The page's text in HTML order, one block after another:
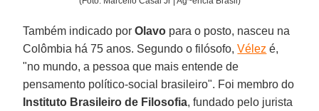
Também indicado porOlavo para o posto, nasceu na
Colômbia há 75 anos. Segundo o filósofo,Vélez é,
"no mundo, a pessoa que mais entende de
pensamento político-social brasileiro". Foi membro do
Instituto Brasileiro de Filosofia, fundado pelo jurista